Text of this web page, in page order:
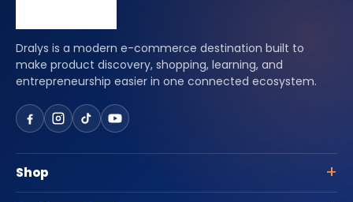
Dralys is a modern e-commerce destination built to
make product discovery, shopping, learning, and
entrepreneurship easier in one connected ecosystem.
Shop